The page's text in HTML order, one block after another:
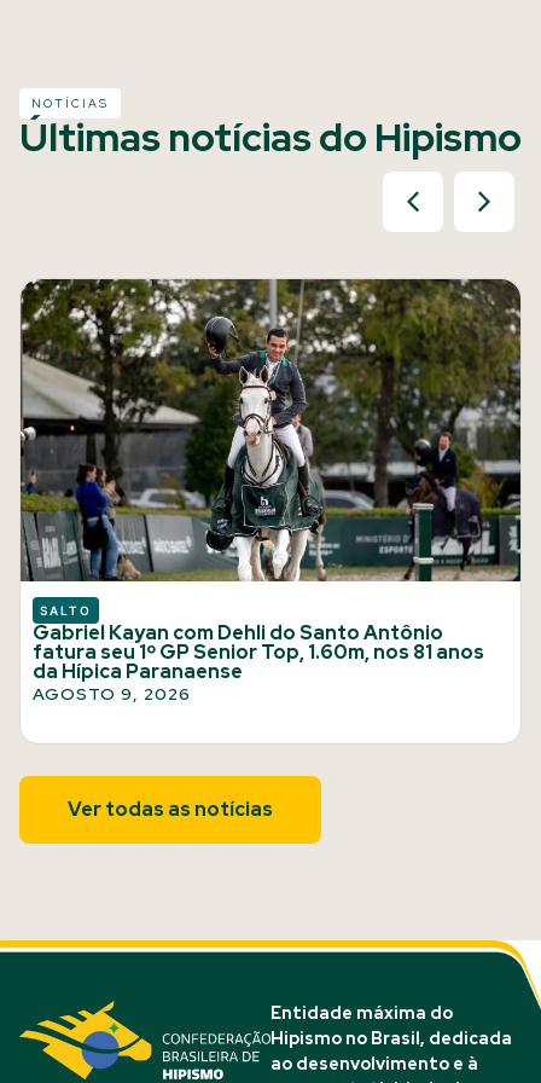
NOTÍCIAS
Últimas notícias do Hipismo
SALTO
Gabriel Kayan com Dehli do Santo Antônio
fatura seu 1º GP Senior Top, 1.60m, nos 81 anos
da Hípica Paranaense
AGOSTO 9, 2026
Ver todas as notícias
Entidade máxima do
Hipismo no Brasil, dedicada
ao desenvolvimento e à